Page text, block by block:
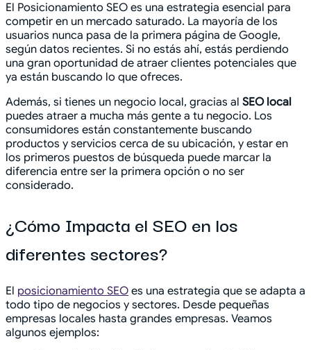
El Posicionamiento SEO es una estrategia esencial para
competir en un mercado saturado. La mayoría de los
usuarios nunca pasa de la primera página de Google,
según datos recientes. Si no estás ahí, estás perdiendo
una gran oportunidad de atraer clientes potenciales que
ya están buscando lo que ofreces.
Además, si tienes un negocio local, gracias al SEO local
puedes atraer a mucha más gente a tu negocio. Los
consumidores están constantemente buscando
productos y servicios cerca de su ubicación, y estar en
los primeros puestos de búsqueda puede marcar la
diferencia entre ser la primera opción o no ser
considerado.
¿Cómo Impacta el SEO en los
diferentes sectores?
El posicionamiento SEO es una estrategia que se adapta a
todo tipo de negocios y sectores. Desde pequeñas
empresas locales hasta grandes empresas. Veamos
algunos ejemplos: